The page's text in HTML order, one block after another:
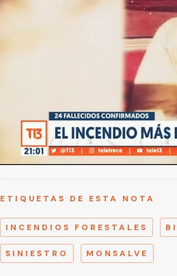
ETIQUETAS DE ESTA NOTA
INCENDIOS FORESTALES
SINIESTRO MONSALVE